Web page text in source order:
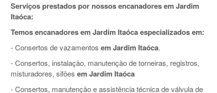
Serviços prestados por nossos encanadores em Jardim
Itaóca:
Temos encanadores em Jardim Itaóca especializados em:
- Consertos de vazamentos em Jardim Itaóca.
- Consertos, instalação, manutenção de torneiras, registros,
misturadores, sifões em Jardim Itaóca
- Consertos, manutenção e assistência técnica de válvula de